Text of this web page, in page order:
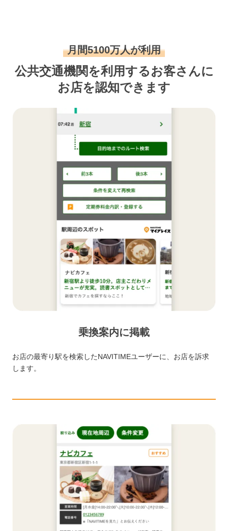
月間5100万人が利用
公共交通機関を利用するお客さんに
お店を認知できます
乗換案内に掲載
お店の最寄り駅を検索したNAVITIMEユーザーに、お店を訴求
します。